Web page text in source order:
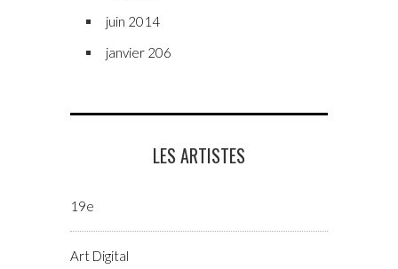
juin 2014
janvier 206
LES ARTISTES
19e
Art Digital